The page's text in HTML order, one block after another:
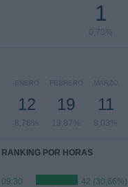
1
0,73%
ENERO
12
8,76%
FEBRERO
19
13,87%
MARZO
11
8,03%
RANKING POR HORAS
09:30
42 (30,66%)